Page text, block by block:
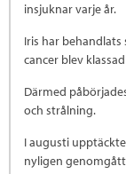
insjuknar varje år.
Iris har behandlats
cancer blev
Därmed
och strålning.
I augusti
nyligen